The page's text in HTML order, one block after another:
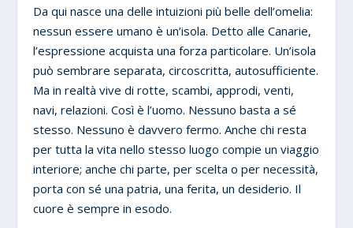
Da qui nasce una delle intuizioni più belle dell’omelia:
nessun essere umano è un’isola. Detto alle Canarie,
l’espressione acquista una forza particolare. Un’isola
può sembrare separata, circoscritta, autosufficiente.
Ma in realtà vive di rotte, scambi, approdi, venti,
navi, relazioni. Così è l’uomo. Nessuno basta a sé
stesso. Nessuno è davvero fermo. Anche chi resta
per tutta la vita nello stesso luogo compie un viaggio
interiore; anche chi parte, per scelta o per necessità,
porta con sé una patria, una ferita, un desiderio. Il
cuore è sempre in esodo.